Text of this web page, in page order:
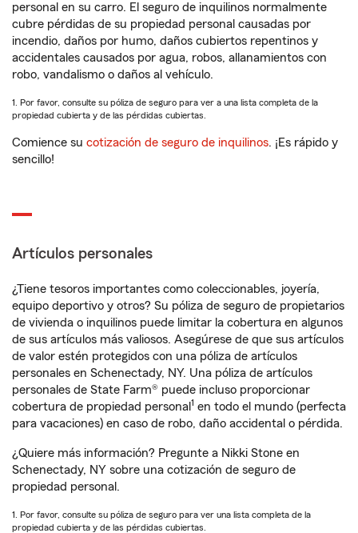
personal en su carro. El seguro de inquilinos normalmente
cubre pérdidas de su propiedad personal causadas por
incendio, daños por humo, daños cubiertos repentinos y
accidentales causados por agua, robos, allanamientos con
robo, vandalismo o daños al vehículo.
1. Por favor, consulte su póliza de seguro para ver a una lista completa de la
propiedad cubierta y de las pérdidas cubiertas.
Comience su cotización de seguro de inquilinos. ¡Es rápido y
sencillo!
Artículos personales
¿Tiene tesoros importantes como coleccionables, joyería,
equipo deportivo y otros? Su póliza de seguro de propietarios
de vivienda o inquilinos puede limitar la cobertura en algunos
de sus artículos más valiosos. Asegúrese de que sus artículos
de valor estén protegidos con una póliza de artículos
personales en Schenectady, NY. Una póliza de artículos
personales de State Farm® puede incluso proporcionar
cobertura de propiedad personal 1 en todo el mundo (perfecta
para vacaciones) en caso de robo, daño accidental o pérdida.
¿Quiere más información? Pregunte a Nikki Stone en
Schenectady, NY sobre una cotización de seguro de
propiedad personal.
1. Por favor, consulte su póliza de seguro para ver una lista completa de la
propiedad cubierta y de las pérdidas cubiertas.